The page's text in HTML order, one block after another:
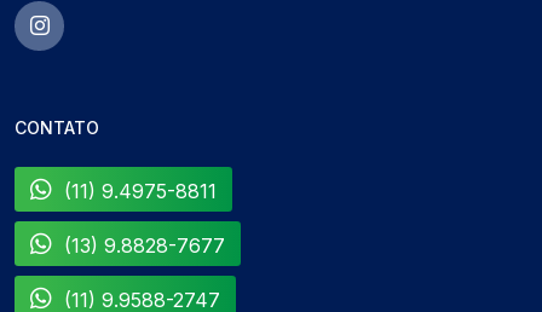
CONTATO
(11) 9.4975-8811
(13) 9.8828-7677
(11) 9.9588-2747